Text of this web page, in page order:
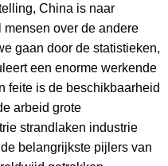
China is naar
mensen over de andere
gaan door de statistieken,
een enorme werkende
feite is de beschikbaarheid
arbeid grote
strandlaken industrie
belangrijkste pijlers van